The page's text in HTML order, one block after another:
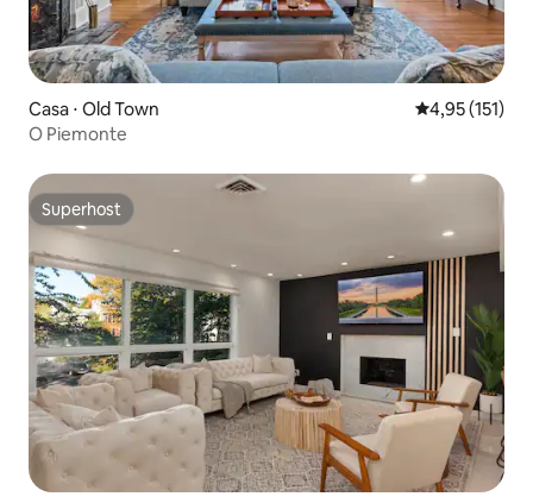
Casa ⋅ Old Town 4,95 de uma
4,95 (151)
O Piemonte
Superhost
Superhost